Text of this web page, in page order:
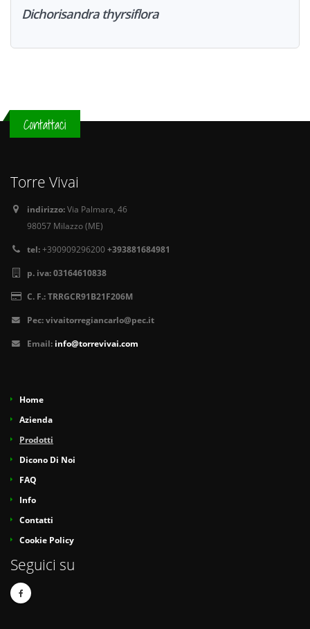
Dichorisandra thyrsiflora
Contattaci
Torre Vivai
indirizzo:Via Palmara, 46
98057 Milazzo (ME)
tel:+390909296200+393881684981
p. iva:03164610838
C. F.:TRRGCR91B21F206M
Pec:vivaitorregiancarlo@pec.it
Email: info@torrevivai.com
Home
Azienda
Prodotti
Dicono Di Noi
FAQ
Info
Contatti
Cookie Policy
Seguici su